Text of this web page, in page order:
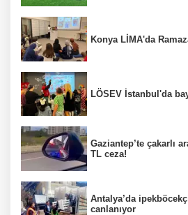
Konya LİMA'da
LÖSEV İstanbul'da
Gaziantep’te çakarlı
TL ceza!
Antalya’da
canlanıyor